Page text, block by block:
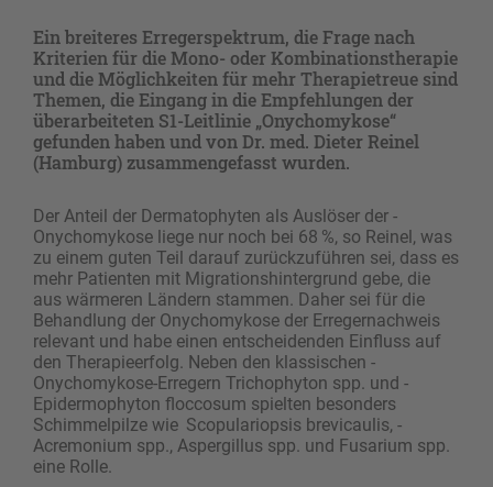
Ein breiteres Erregerspektrum, die Frage nach
Kriterien für die Mono- oder Kombinationstherapie
und die Möglichkeiten für mehr Therapietreue sind
Themen, die Eingang in die Empfehlungen der
überarbeiteten S1-Leitlinie „Onychomykose“
gefunden haben und von Dr. med. Dieter Reinel
(Hamburg) zusammengefasst wurden.
Der Anteil der Dermatophyten als Auslöser der ­
Onychomykose liege nur noch bei 68 %, so Reinel, was
zu einem guten Teil darauf zurückzuführen sei, dass es
mehr Patienten mit Migrationshintergrund gebe, die
aus wärmeren Ländern stammen. Daher sei für die
Behandlung der Onychomykose der Erregernachweis
relevant und habe einen entscheidenden Einfluss auf
den Therapieerfolg. Neben den klassischen ­
Onychomykose-Erregern Trichophyton spp. und ­
Epidermophyton floccosum spielten besonders
Schimmelpilze wie Scopulariopsis brevicaulis, ­
Acremonium spp., Aspergillus spp. und Fusarium spp.
eine Rolle.